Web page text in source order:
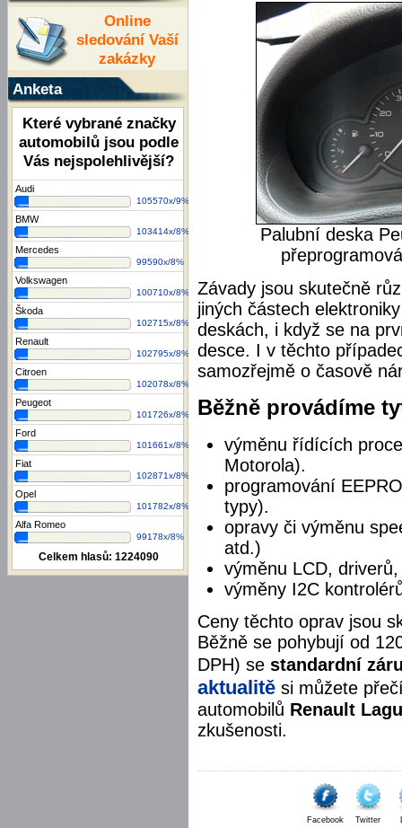
Online
sledování Vaší
zakázky
Anketa
Které vybrané značky
automobilů jsou podle
Vás nejspolehlivější?
Audi
105570x/9%
BMW
103414x/8%
Mercedes
99590x/8%
Volkswagen
100710x/8%
Škoda
102715x/8%
Renault
102795x/8%
Citroen
102078x/8%
Peugeot
101726x/8%
Ford
101661x/8%
Fiat
102871x/8%
Opel
101782x/8%
Alfa Romeo
99178x/8%
Celkem hlasů: 1224090
Palubní deska
Závady jsou skutečně
jiných částech
deskách, i když se na
desce. I v těchto
samozřejmě o časově
Běžně provádíme
výměnu řídících
Motorola).
programování
typy).
opravy či výměnu
atd.)
výměnu LCD,
výměny I2C
Ceny těchto oprav jsou
Běžně se pohybují od
DPH) se standardní
aktualitě si můžete
automobilů Renault
zkušenosti.
Facebook Twitter